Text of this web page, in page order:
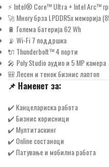
⚡ Intel® Core™ Ultra + Intel Arc™
🚀 Многу брза LPDDR5x меморија
🔋 Голема батерија 62 Wh
📡 Wi-Fi 7 поддршка
🔌 Thunderbolt™ 4 порти
🎤 Poly Studio аудио и 5 MP
🎒 Лесен и тенок бизнис лаптоп
📌 Наменет за:
✔️ Канцелариска работа
✔️ Бизнис корисници
✔️ Мултитаскинг
✔️ Online состаноци
✔️ Патување и мобилна работа